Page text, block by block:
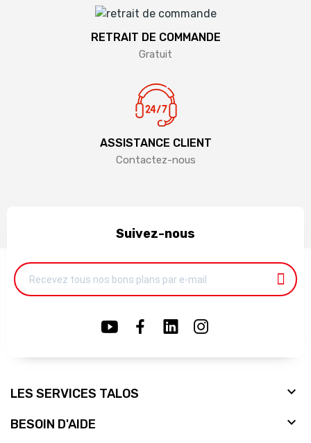
RETRAIT DE COMMANDE
Gratuit
ASSISTANCE CLIENT
Contactez-nous
Suivez-nous
LES SERVICES TALOS 
BESOIN D'AIDE 